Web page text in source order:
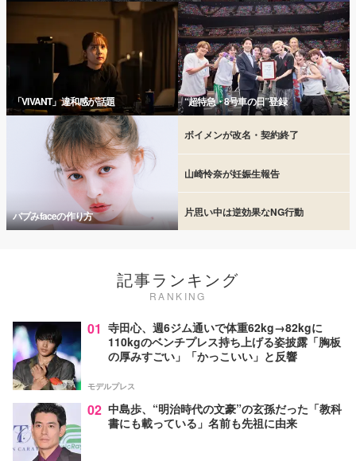
「VIVANT」違和感が話題 “超特急・8号車の日”登録
バブみfaceの作り方
ボイメンが改名・契約終了
山崎怜奈が妊娠生報告
片思い中は逆効果なNG行動
記事ランキング
RANKING
01 寺田心、週6ジム通いで体重62kg→82kgに
110kgのベンチプレス持ち上げる姿披露「胸板
の厚みすごい」「かっこいい」と反響
モデルプレス
02 中島歩、“明治時代の文豪”の玄孫だった「教科
書にも載っている」名前も先祖に由来